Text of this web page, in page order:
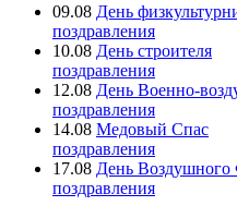
09.08 День
поздравления
10.08 День строителя
поздравления
12.08 День Военно-
поздравления
14.08 Медовый Спас
поздравления
17.08 День Воздушного
поздравления